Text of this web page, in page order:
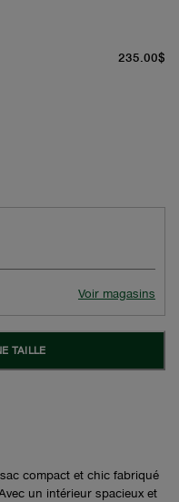
235.00$
Voir magasins
TAILLE
compact et chic fabriqué
un intérieur spacieux et